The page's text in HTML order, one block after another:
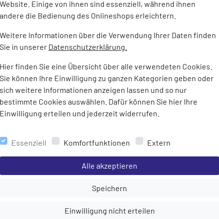
Website. Einige von ihnen sind essenziell, während ihnen
andere die Bedienung des Onlineshops erleichtern.
Weitere Informationen über die Verwendung Ihrer Daten finden
Sie in unserer Datenschutzerklärung.
Hier finden Sie eine Übersicht über alle verwendeten Cookies.
Sie können Ihre Einwilligung zu ganzen Kategorien geben oder
sich weitere Informationen anzeigen lassen und so nur
bestimmte Cookies auswählen. Dafür können Sie hier Ihre
Einwilligung erteilen und jederzeit widerrufen.
Essenziell Komfortfunktionen Extern
Einstellungen speichern für die Gruppe
Alle akzeptieren
Einstellungen speichern für die
Speichern
Einstellungen speichern für die Gruppe
Einwilligung nicht erteilen
leicht,
Mischung aus EVA und
Grip zu bieten, ohne die
sorgen für bessere
am frühen Morgen.
leistungsfähige
für ein
Tragegefühl
Ein Gummi mit
wichtigsten Bereichen der
Grip und Traktion
Gewicht: